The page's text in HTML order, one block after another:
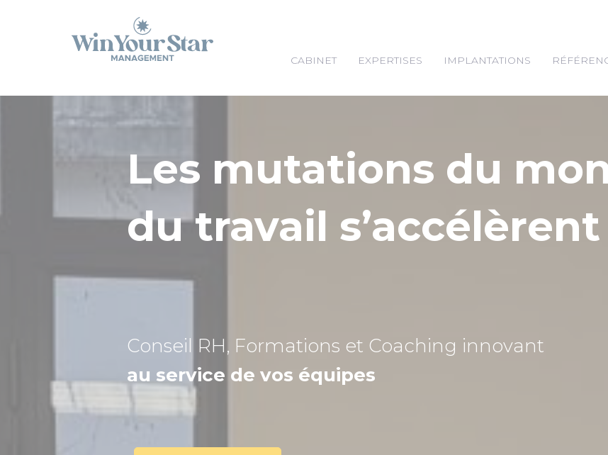
CABINET EXPERTISES IMPLANTATIONS
Les mutations du
du travail s’accélèrent
Conseil RH, Formations et Coaching innovant
au service de vos équipes